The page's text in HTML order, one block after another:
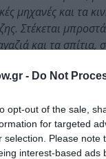
- Do Not
opt-out of the sale,
for targeted
selection. Please
interest-based ads
μηχανές και τα
Στέκεται
και τα
μπορεί να
Βαγγέλης
Πολιτιστικό
εγκαίνια θα